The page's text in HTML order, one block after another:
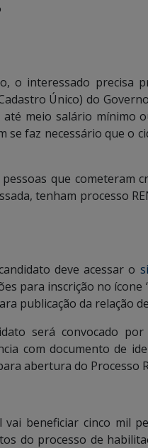
o interessado precisa
Único) do
meio salário mínimo
se faz necessário que o
que cometeram
tenham processo
deve acessar o
para inscrição no ícone
publicação da relação
será convocado
com documento de
abertura do Processo
vai beneficiar cinco mil
do processo de